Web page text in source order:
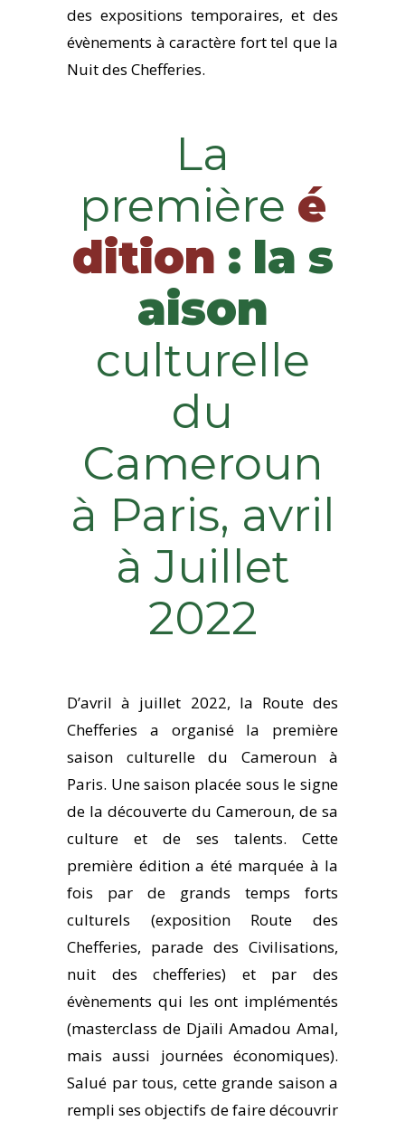
des expositions temporaires, et des
évènements à caractère fort tel que la
Nuit des Chefferies.
La
première é
dition : la s
aison
culturelle
du
Cameroun
à Paris, avril
à Juillet
2022
D’avril à juillet 2022, la Route des
Chefferies a organisé la première
saison culturelle du Cameroun à
Paris. Une saison placée sous le signe
de la découverte du Cameroun, de sa
culture et de ses talents. Cette
première édition a été marquée à la
fois par de grands temps forts
culturels (exposition Route des
Chefferies, parade des Civilisations,
nuit des chefferies) et par des
évènements qui les ont implémentés
(masterclass de Djaïli Amadou Amal,
mais aussi journées économiques).
Salué par tous, cette grande saison a
rempli ses objectifs de faire découvrir